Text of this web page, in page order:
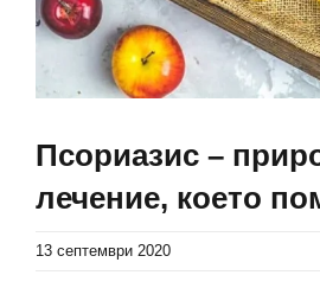
Псориазис –
лечение, което
13 септември 2020